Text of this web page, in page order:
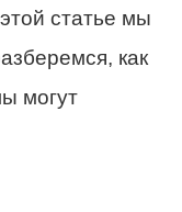
статье мы
как
могут